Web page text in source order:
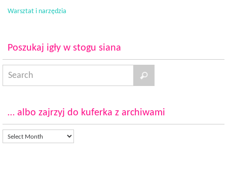
Warsztat i narzędzia
Poszukaj igły w stogu siana
… albo zajrzyj do kuferka z archiwami